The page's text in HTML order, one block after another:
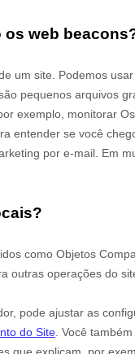
os web
um site. Podemos
pequenos arquivos
exemplo, monitorar
entender se você
por e-mail. Em
como Objetos
outras operações do
pode ajustar as
do Site . Você